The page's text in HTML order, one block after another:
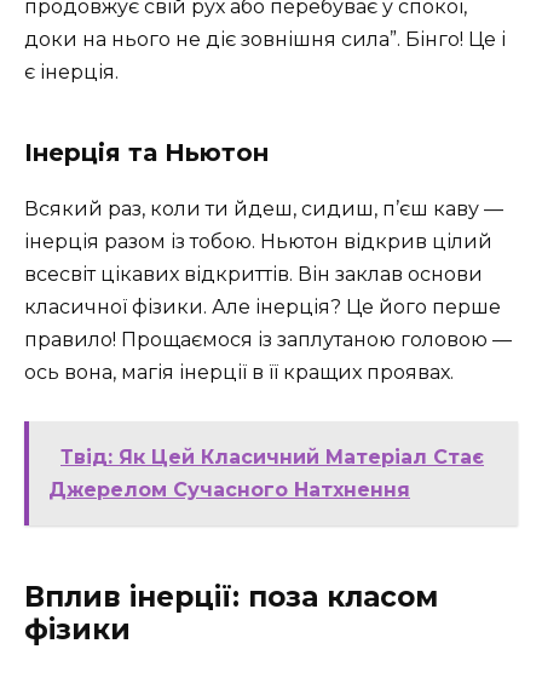
продовжує свій рух або перебуває у спокої,
доки на нього не діє зовнішня сила”. Бінго! Це і
є інерція.
Інерція та Ньютон
Всякий раз, коли ти йдеш, сидиш, п’єш каву —
інерція разом із тобою. Ньютон відкрив цілий
всесвіт цікавих відкриттів. Він заклав основи
класичної фізики. Але інерція? Це його перше
правило! Прощаємося із заплутаною головою —
ось вона, магія інерції в її кращих проявах.
Твід: Як Цей Класичний Матеріал Стає
Джерелом Сучасного Натхнення
Вплив інерції: поза класом
фізики